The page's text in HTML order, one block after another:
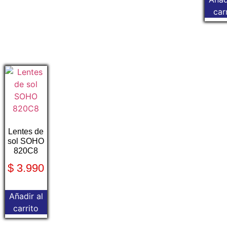
Lentes de
sol SOHO
820C8
$ 3.990
Añadir al
carrito